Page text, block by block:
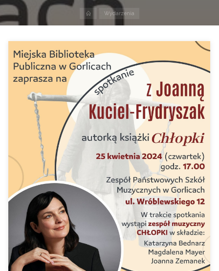
StronaWydarzenia